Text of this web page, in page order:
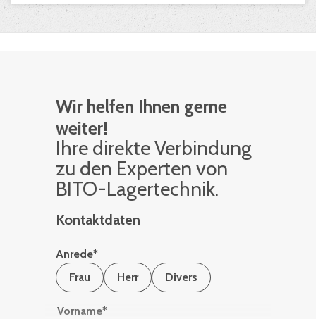
Wir helfen Ihnen gerne
weiter!
Ihre di­rek­te Ver­bin­dung
zu den Ex­per­ten von
BITO-La­ger­tech­nik.
Kontaktdaten
Anrede*
Frau
Herr Divers
Vorname*